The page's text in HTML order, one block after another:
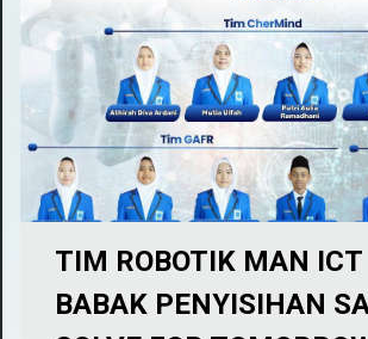
TIM ROBOTIK MAN ICT
BABAK PENYISIHAN